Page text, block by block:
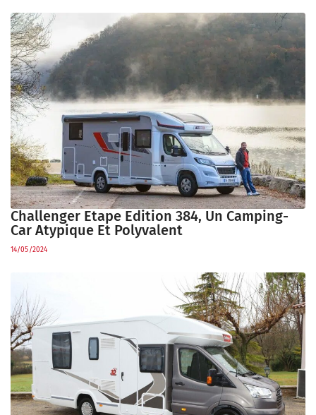
Challenger Etape Edition 384, Un Camping-
Car Atypique Et Polyvalent
14/05/2024